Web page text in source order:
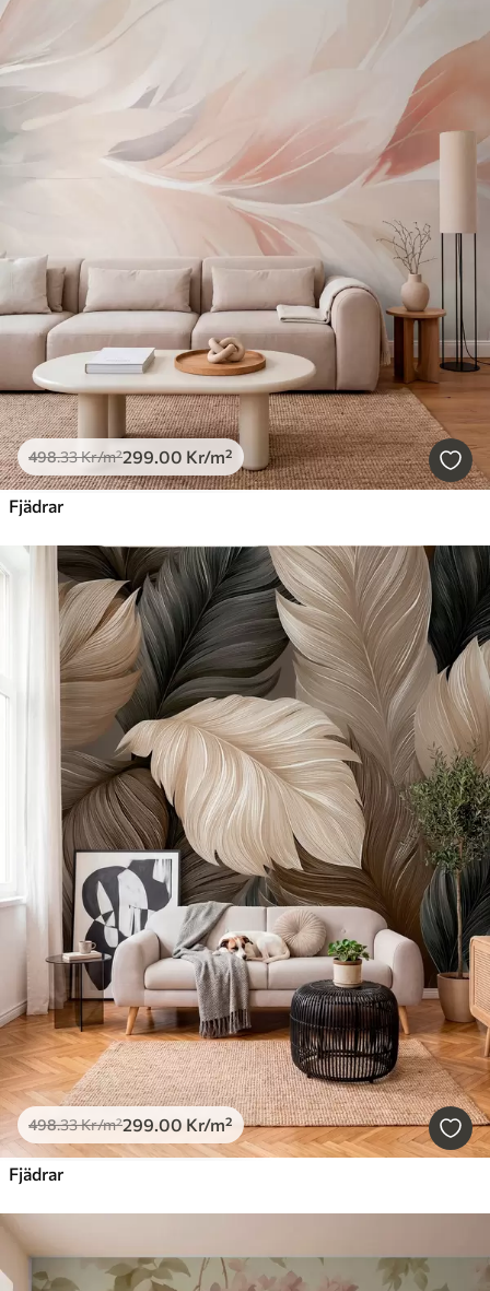
498.33Kr/m²299.00 Kr/m²
Fjädrar
498.33Kr/m²299.00 Kr/m²
Fjädrar